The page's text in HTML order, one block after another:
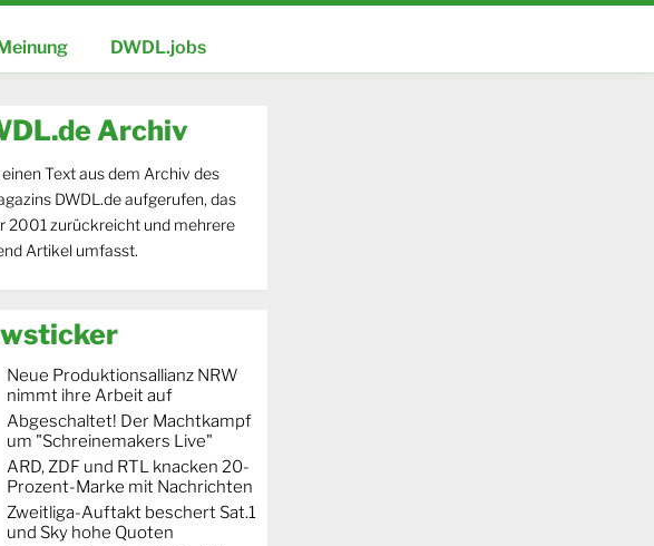
DWDL.jobs
Archiv
Text aus dem Archiv des
DWDL.de aufgerufen, das
2001 zurückreicht und mehrere
Artikel umfasst.
Neue Produktionsallianz NRW
nimmt ihre Arbeit auf
Abgeschaltet! Der Machtkampf
um "Schreinemakers Live"
ARD, ZDF und RTL knacken 20-
Prozent-Marke mit Nachrichten
Zweitliga-Auftakt beschert Sat.1
und Sky hohe Quoten